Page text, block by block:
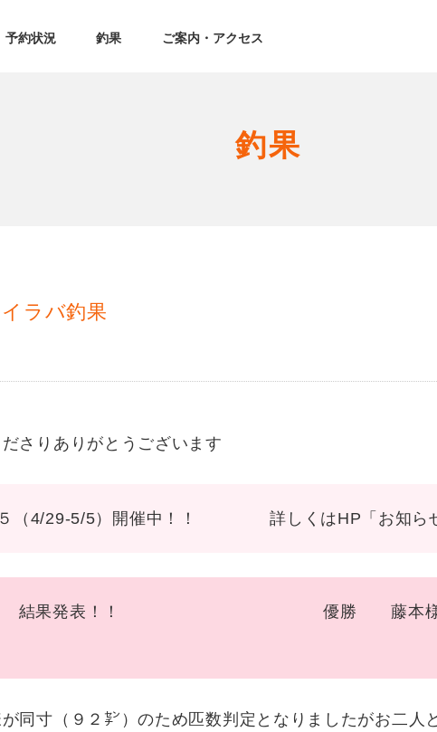
予約状況 釣果 ご案内・アクセス
釣果
ラバ釣果
さりありがとうございます
（4/29-5/5）開催中！！ 詳しくはHP「お知らせ
４ 結果発表！！ 優勝 藤本様 ９２
同寸（９２㌢）のため匹数判定となりましたがお二人